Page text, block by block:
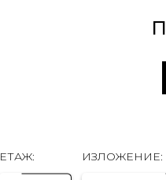
ЕТАЖ: ИЗЛОЖЕНИЕ: